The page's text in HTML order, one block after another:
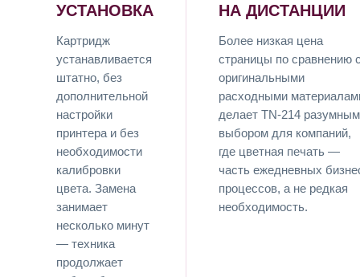
УСТАНОВКА
Картридж
устанавливается
штатно, без
дополнительной
настройки
принтера и без
необходимости
калибровки
цвета. Замена
занимает
несколько минут
— техника
продолжает
НА ДИСТАНЦИИ
Более низкая цена
страницы по сравнению
оригинальными
расходными
делает TN-214 разумным
выбором для компаний,
где цветная печать —
часть ежедневных
процессов, а не редкая
необходимость.